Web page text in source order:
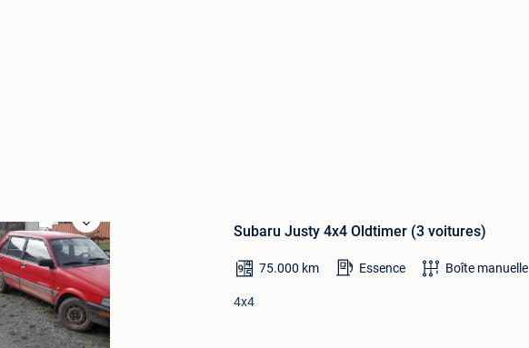
Sauvegarder
dans
Mes
Favoris
Subaru Justy 4x4 Oldtimer (3 voitures)
75.000 km Essence Boîte manuelle
4x4